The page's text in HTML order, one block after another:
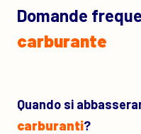
Domande
carburante
Quando si
carburanti?